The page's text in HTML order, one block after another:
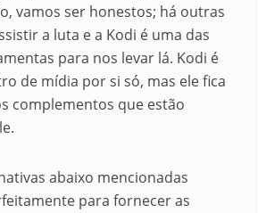
vamos ser honestos; há outras
a luta e a Kodi é uma das
para nos levar lá. Kodi é
de mídia por si só, mas ele fica
complementos que estão
abaixo mencionadas
para fornecer as